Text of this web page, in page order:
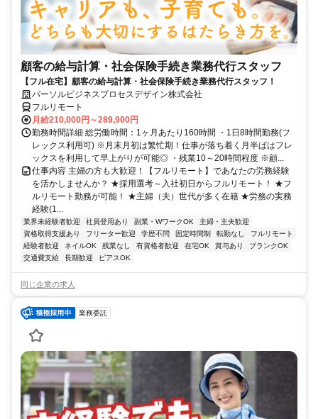
顧客の給与計算・社会保険手続き業務代行スタッフ
【フル在宅】顧客の給与計算・社会保険手続き業務代行スタッフ！
パーソルビジネスプロセスデザイン株式会社
フルリモート
月給210,000円～289,900円
勤務時間詳細 総労働時間：1ヶ月あたり160時間 ・1日8時間勤務(フ
レックス利用可) ※月末月初は繁忙期！仕事が落ち着く月半ばはフレ
ックスを利用して早上がりが可能◎ ・残業10～20時間程度 ※顧...
仕事内容 主婦の方も大歓迎！【フルリモート】であなたの労務経験
を活かしませんか？ ★採用選考～入社初日からフルリモート！ ★フ
ルリモート勤務が可能！ ★主婦（夫）世代が多く在籍 ★労務の実務
経験(1...
業界未経験者歓迎 社員登用あり 副業・WワークOK
主婦・主夫歓迎
資格取得支援あり
フリーター歓迎 学歴不問 固定時間制 転勤なし
フルリモート
経験者歓迎
ネイルOK 残業なし 有資格者歓迎 在宅OK 賞与あり
ブランクOK
交通費支給
長期歓迎 ピアスOK
同じ企業の求人
業務委託